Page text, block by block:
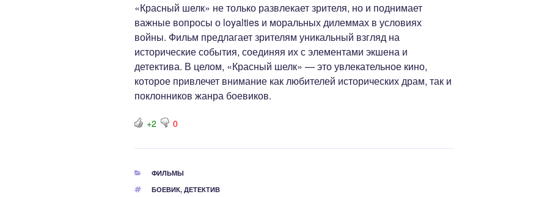
«Красный шелк» не только развлекает зрителя, но и поднимает
важные вопросы о loyalties и моральных дилеммах в условиях
войны. Фильм предлагает зрителям уникальный взгляд на
исторические события, соединяя их с элементами экшена и
детектива. В целом, «Красный шелк» — это увлекательное кино,
которое привлечет внимание как любителей исторических драм, так и
поклонников жанра боевиков.
+2 0
РУБРИКИ
ФИЛЬМЫ
МЕТКИ
БОЕВИК, ДЕТЕКТИВ